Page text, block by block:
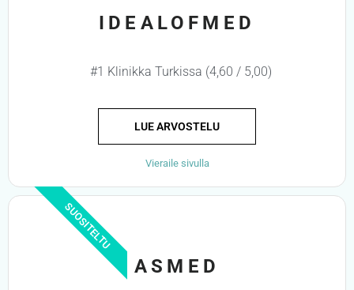
IDEALOFMED
#1 Klinikka Turkissa (4,60 / 5,00)
LUE ARVOSTELU
Vieraile sivulla
SUOSITELTU
ASMED